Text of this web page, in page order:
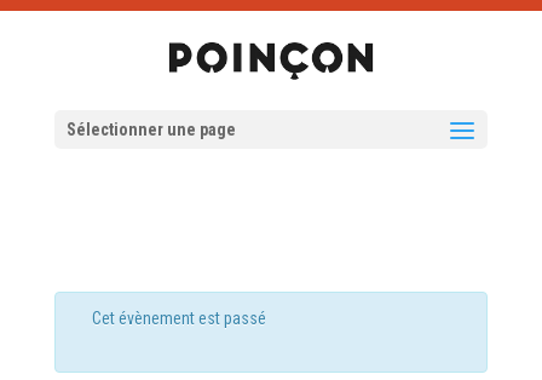
Sélectionner une page
Cet évènement est passé